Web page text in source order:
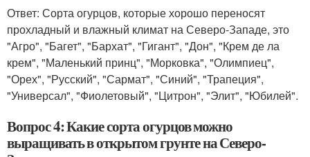
Ответ: Сорта огурцов, которые хорошо переносят
прохладный и влажный климат на Северо-Западе, это
"Агро", "Багет", "Бархат", "Гигант", "Дон", "Крем де ла
крем", "Маленький принц", "Морковка", "Олимпиец",
"Орех", "Русский", "Сармат", "Синий", "Трапеция",
"Универсал", "Фиолетовый", "Цитрон", "Элит", "Юбилей".
Вопрос 4: Какие сорта огурцов можно
выращивать в открытом грунте на Северо-